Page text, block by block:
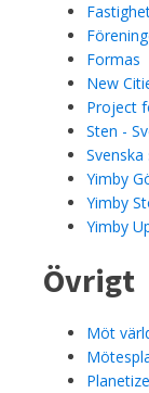
Formas
New
Project
Sten -
Yimby
Yimby
Yimby
Övrigt
Möt